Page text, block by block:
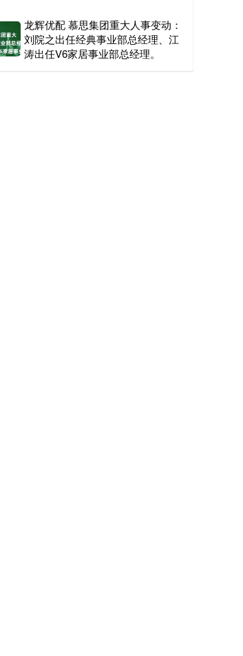
龙辉优配 慕思集团重大人事变动：
刘院之出任经典事业部总经理、江
涛出任V6家居事业部总经理。